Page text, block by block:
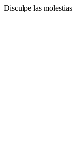
Disculpe las